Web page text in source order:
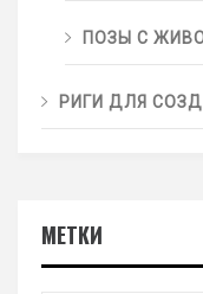
ПОЗЫ С
РИГИ ДЛЯ
МЕТКИ